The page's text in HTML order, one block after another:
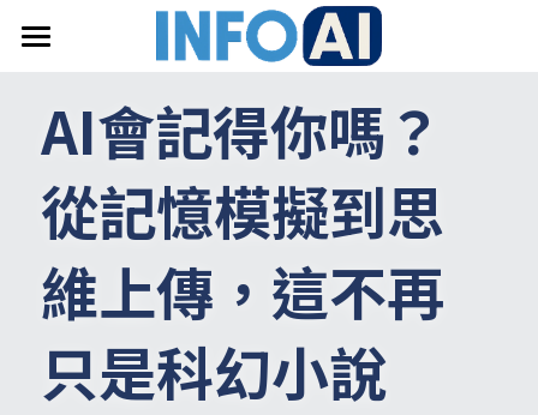
關於InfoAI
訂閱電子報
最新文章
搜索
email聯絡
AI會記得你嗎？
從記憶模擬到思
維上傳，這不再
只是科幻小說